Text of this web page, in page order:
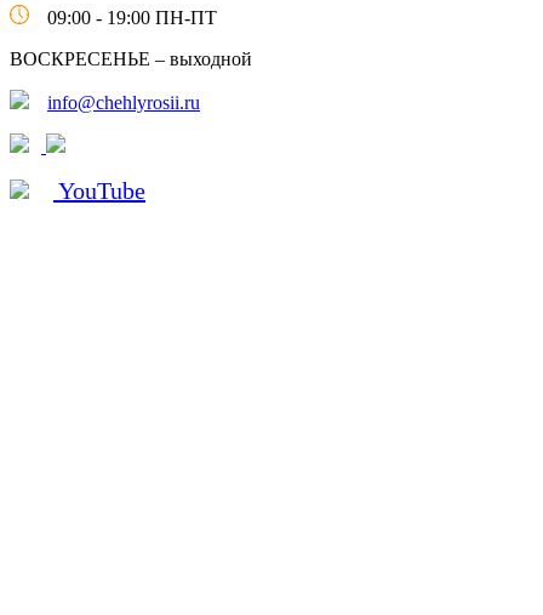
09:00 - 19:00 ПН-ПТ
ВОСКРЕСЕНЬЕ – выходной
info@chehlyrosii.ru
YouTube